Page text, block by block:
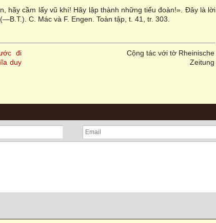
hãy cầm lấy vũ khí! Hãy lập thành những tiểu đoàn!». Đây là lời
C. Mác và F. Engen. Toàn tập, t. 41, tr. 303.
Cộng tác với tờ Rheinische
Zeitung
đi
duy